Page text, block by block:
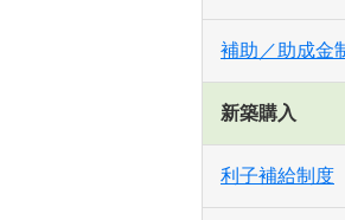
補助／助成金
新築購入
利子補給制度